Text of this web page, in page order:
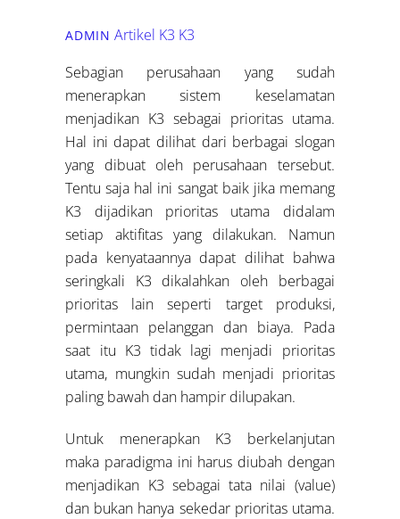
ADMIN Artikel K3 K3
Sebagian perusahaan yang sudah
menerapkan sistem keselamatan
menjadikan K3 sebagai prioritas utama.
Hal ini dapat dilihat dari berbagai slogan
yang dibuat oleh perusahaan tersebut.
Tentu saja hal ini sangat baik jika memang
K3 dijadikan prioritas utama didalam
setiap aktifitas yang dilakukan. Namun
pada kenyataannya dapat dilihat bahwa
seringkali K3 dikalahkan oleh berbagai
prioritas lain seperti target produksi,
permintaan pelanggan dan biaya. Pada
saat itu K3 tidak lagi menjadi prioritas
utama, mungkin sudah menjadi prioritas
paling bawah dan hampir dilupakan.
Untuk menerapkan K3 berkelanjutan
maka paradigma ini harus diubah dengan
menjadikan K3 sebagai tata nilai (value)
dan bukan hanya sekedar prioritas utama.